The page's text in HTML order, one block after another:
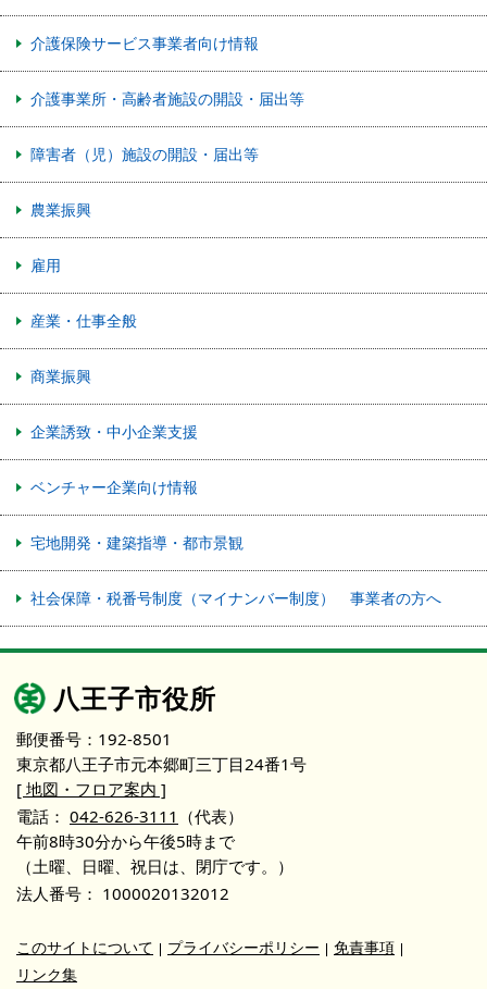
介護保険サービス事業者向け情報
介護事業所・高齢者施設の開設・届出等
障害者（児）施設の開設・届出等
農業振興
雇用
産業・仕事全般
商業振興
企業誘致・中小企業支援
ベンチャー企業向け情報
宅地開発・建築指導・都市景観
社会保障・税番号制度（マイナンバー制度） 事業者の方へ
八王子市役所
郵便番号：192-8501
東京都八王子市元本郷町三丁目24番1号
[ 地図・フロア案内 ]
電話： 042-626-3111 （代表）
午前8時30分から午後5時まで
（土曜、日曜、祝日は、閉庁です。）
法人番号： 1000020132012
このサイトについて プライバシーポリシー
免責事項
リンク集